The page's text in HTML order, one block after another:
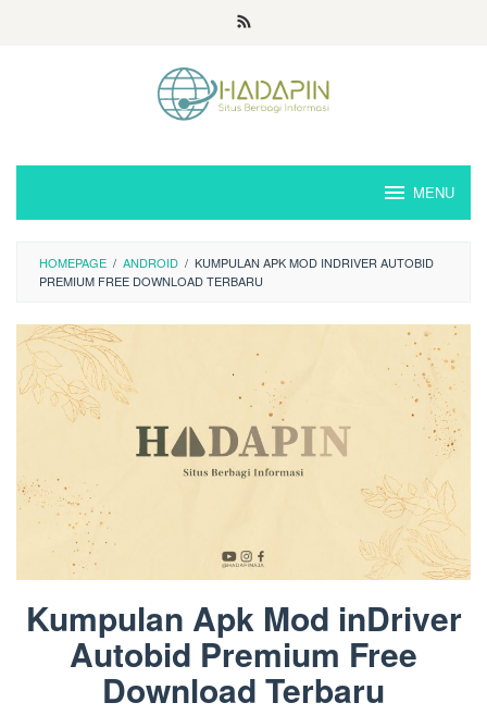
MENU
HOMEPAGE / ANDROID / KUMPULAN APK MOD INDRIVER AUTOBID
PREMIUM FREE DOWNLOAD TERBARU
Kumpulan Apk Mod inDriver
Autobid Premium Free
Download Terbaru